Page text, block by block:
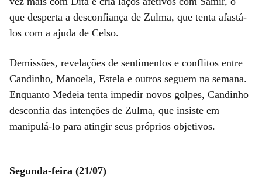
que desperta a desconfiança de Zulma, que tenta afastá-
los com a ajuda de Celso.
Demissões, revelações de sentimentos e conflitos entre
Candinho, Manoela, Estela e outros seguem na semana.
Enquanto Medeia tenta impedir novos golpes, Candinho
desconfia das intenções de Zulma, que insiste em
manipulá-lo para atingir seus próprios objetivos.
Segunda-feira (21/07)